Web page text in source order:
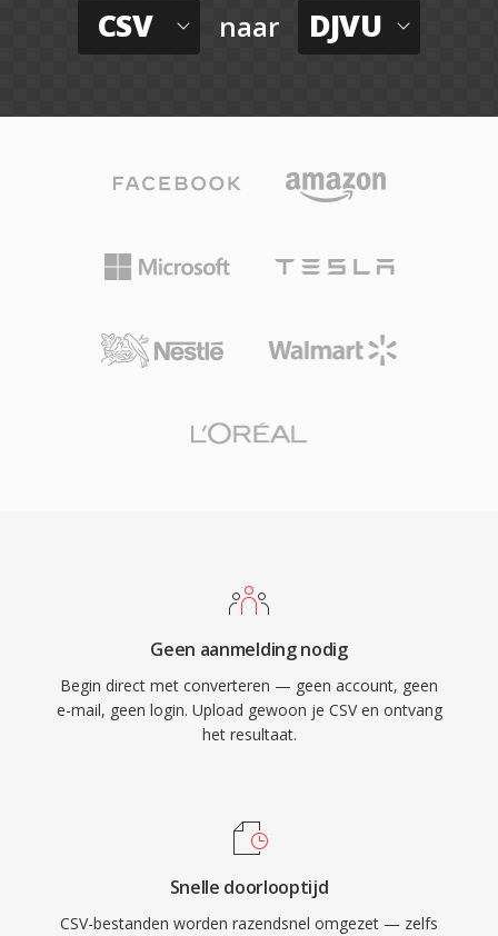
CSV naar DJVU
Geen aanmelding nodig
Begin direct met converteren — geen account, geen
e-mail, geen login. Upload gewoon je CSV en ontvang
het resultaat.
Snelle doorlooptijd
CSV-bestanden worden razendsnel omgezet — zelfs